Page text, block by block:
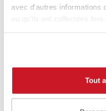
avec d'autres informations
ou qu'ils ont collectées
Tout